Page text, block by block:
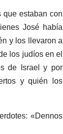
que estaban con
José había
y los llevaron a
los judíos en el
de Israel y por
y quién los
«Dennos